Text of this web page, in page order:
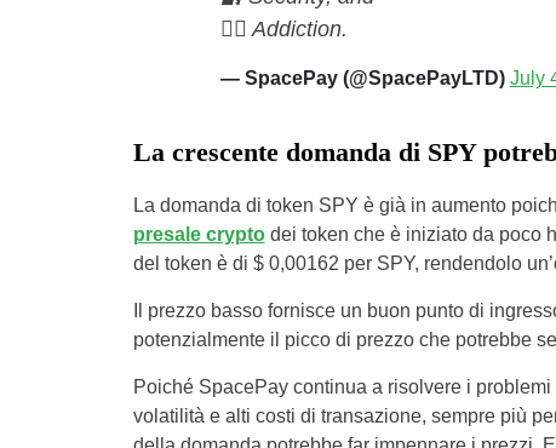
😵‍💫 Addiction.
— SpacePay (@SpacePayLTD) July
La crescente domanda di SPY
La domanda di token SPY è già in aumento
presale cryptodei token che è iniziato da poco
del token è di $ 0,00162 per SPY, rendendolo
Il prezzo basso fornisce un buon punto di
potenzialmente il picco di prezzo che potrebbe
Poiché SpacePay continua a risolvere i
volatilità e alti costi di transazione, sempre più